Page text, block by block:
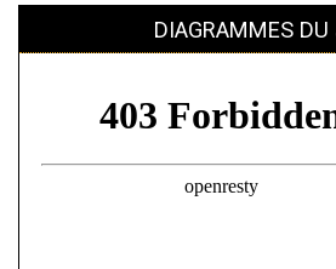
DIAGRAMMES DU